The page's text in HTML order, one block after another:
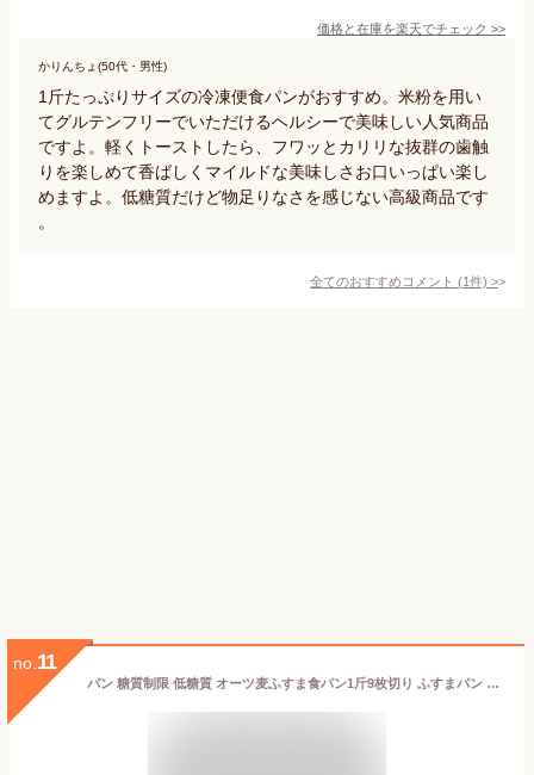
価格と在庫を楽天でチェック >>
かりんちょ(50代・男性)
1斤たっぷりサイズの冷凍便食パンがおすすめ。米粉を用い
てグルテンフリーでいただけるヘルシーで美味しい人気商品
ですよ。軽くトーストしたら、フワッとカリリな抜群の歯触
りを楽しめて香ばしくマイルドな美味しさお口いっぱい楽し
めますよ。低糖質だけど物足りなさを感じない高級商品です
。
全てのおすすめコメント (1件) >
no. 11
パン 糖質制限 低糖質 オーツ麦ふすま食パン1斤9枚切り ふすまパン 糖質オフ ダイエット ブランパン ロカボ 糖質カット オートミール 糖質制限ダイエット